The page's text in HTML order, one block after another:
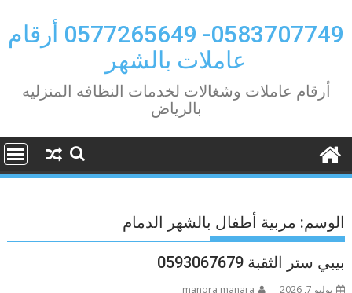
to
content
0583707749- 0577265649 أرقام
عاملات بالشهر
أرقام عاملات وشغالات لخدمات النظافه المنزليه
بالرياض
الوسم: مربية أطفال بالشهر الدمام
بيبي ستر الثقبة 0593067679
يوليو 7, 2026 manora manara